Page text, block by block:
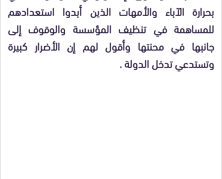
بحرارة الآباء والأمهات الذين أبدوا استعدادهم
للمساهمة في تنظيف المؤسسة والوقوف إلى
جانبها في محنتها وأقول لهم إن الأضرار كبيرة
وتستدعي تدخل الدولة .